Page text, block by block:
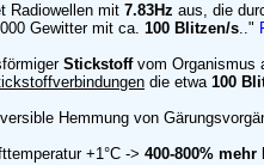
Radiowellen mit 7.83Hz aus, die
Gewitter mit ca. 100 Blitzen/s.."
Stickstoffvom Organismus
die etwa 100
Hemmung von
+1°C -> 400-800% mehr